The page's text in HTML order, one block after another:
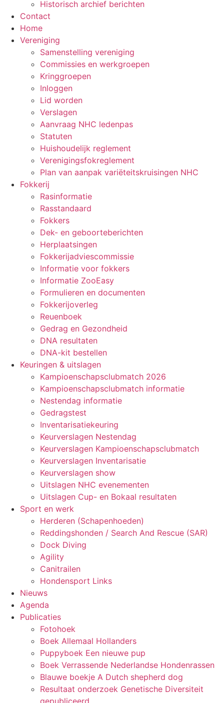
Historisch archief berichten
Contact
Home
Vereniging
Samenstelling vereniging
Commissies en werkgroepen
Kringgroepen
Inloggen
Lid worden
Verslagen
Aanvraag NHC ledenpas
Statuten
Huishoudelijk reglement
Verenigingsfokreglement
Plan van aanpak variëteitskruisingen NHC
Fokkerij
Rasinformatie
Rasstandaard
Fokkers
Dek- en geboorteberichten
Herplaatsingen
Fokkerijadviescommissie
Informatie voor fokkers
Informatie ZooEasy
Formulieren en documenten
Fokkerijoverleg
Reuenboek
Gedrag en Gezondheid
DNA resultaten
DNA-kit bestellen
Keuringen & uitslagen
Kampioenschapsclubmatch 2026
Kampioenschapsclubmatch informatie
Nestendag informatie
Gedragstest
Inventarisatiekeuring
Keurverslagen Nestendag
Keurverslagen Kampioenschapsclubmatch
Keurverslagen Inventarisatie
Keurverslagen show
Uitslagen NHC evenementen
Uitslagen Cup- en Bokaal resultaten
Sport en werk
Herderen (Schapenhoeden)
Reddingshonden / Search And Rescue (SAR)
Dock Diving
Agility
Canitrailen
Hondensport Links
Nieuws
Agenda
Publicaties
Fotohoek
Boek Allemaal Hollanders
Puppyboek Een nieuwe pup
Boek Verrassende Nederlandse Hondenrassen
Blauwe boekje A Dutch shepherd dog
Resultaat onderzoek Genetische Diversiteit
gepubliceerd